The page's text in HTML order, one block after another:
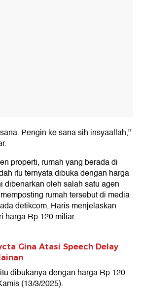
Pengin ke sana sih insyaallah,"
properti, rumah yang berada di
itu ternyata dibuka dengan harga
dibenarkan oleh salah satu agen
rumah tersebut di media
detikcom, Haris menjelaskan
harga Rp 120 miliar.
Gina Atasi Speech Delay
dibukanya dengan harga Rp 120
(13/3/2025).